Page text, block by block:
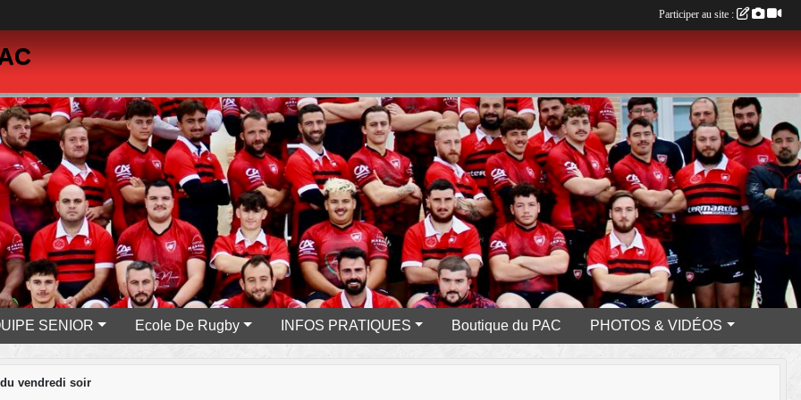
SENIOR Ecole De Rugby INFOS PRATIQUES Boutique du PAC PHOTOS & VIDÉOS
du vendredi soir
Participer au site :